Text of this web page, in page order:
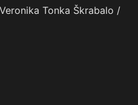
Tonka Škrabalo /